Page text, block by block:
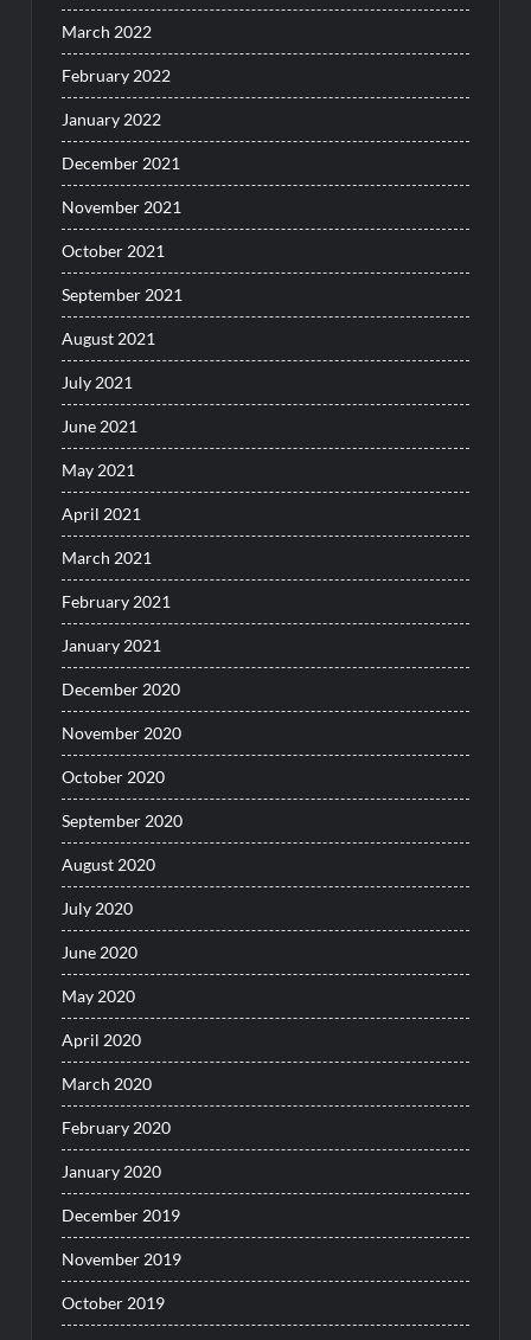
March 2022
February 2022
January 2022
December 2021
November 2021
October 2021
September 2021
August 2021
July 2021
June 2021
May 2021
April 2021
March 2021
February 2021
January 2021
December 2020
November 2020
October 2020
September 2020
August 2020
July 2020
June 2020
May 2020
April 2020
March 2020
February 2020
January 2020
December 2019
November 2019
October 2019